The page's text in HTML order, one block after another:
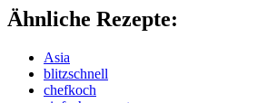
Ähnliche Rezepte:
Asia
blitzschnell
chefkoch